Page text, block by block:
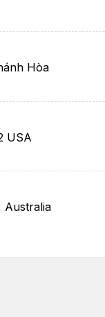
Hòa
USA
Australia